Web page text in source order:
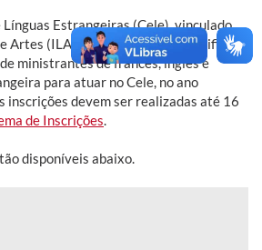
Estrangeiras (Cele), vinculado
Artes (ILA), divulga o edital simplificado
ministrantes de francês, inglês e
para atuar no Cele, no ano
inscrições devem ser realizadas até 16
de Inscrições
disponíveis abaixo.